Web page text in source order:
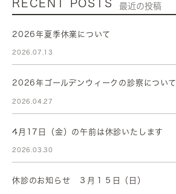
RECENT POSTS 最近の投稿
2026年夏季休業について
2026.07.13
2026年ゴールデンウィークの診察について
2026.04.27
4月17日（金）の午前は休診いたします
2026.03.30
休診のお知らせ ３月１５日（日）